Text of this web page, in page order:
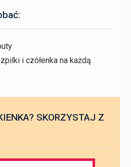
i czółenka na każdą
SKORZYSTAJ Z